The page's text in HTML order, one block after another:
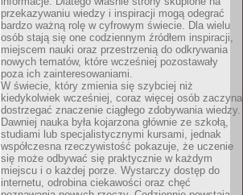
przekazywaniu wiedzy i inspiracji mogą odegrać
bardzo ważną rolę w cyfrowym świecie. Dla wielu
osób stają się one codziennym źródłem inspiracji,
miejscem nauki oraz przestrzenią do odkrywania
nowych tematów, które wcześniej pozostawały
poza ich zainteresowaniami.
W świecie, który zmienia się szybciej niż
kiedykolwiek wcześniej, coraz więcej osób zaczyna
dostrzegać znaczenie ciągłego zdobywania wiedzy.
Dawniej nauka była kojarzona głównie ze szkołą,
studiami lub specjalistycznymi kursami, jednak
współczesna rzeczywistość pokazuje, że uczenie
się może odbywać się praktycznie w każdym
miejscu i o każdej porze. Wystarczy dostęp do
internetu, odrobina ciekawości oraz chęć